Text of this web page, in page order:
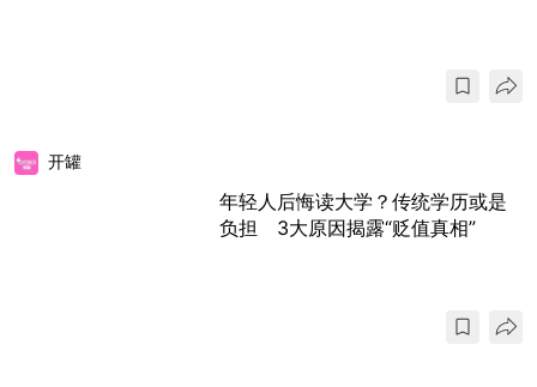
开罐
年轻人后悔读大学？传统学历或是
负担 3大原因揭露“贬值真相”